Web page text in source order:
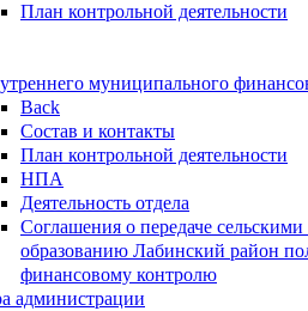
План контрольной деятельности
муниципального
Back
Состав и контакты
План контрольной деятельности
НПА
Деятельность отдела
Соглашения о передаче
образованию Лабинский район
финансовому контролю
администрации